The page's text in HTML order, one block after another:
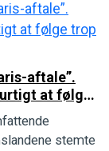
aftale”.
at følge
stemte